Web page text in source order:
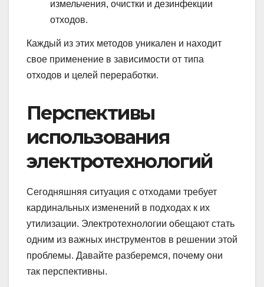
измельчения, очистки и дезинфекции
отходов.
Каждый из этих методов уникален и находит
свое применение в зависимости от типа
отходов и целей переработки.
Перспективы
использования
электротехнологий
Сегодняшняя ситуация с отходами требует
кардинальных изменений в подходах к их
утилизации. Электротехнологии обещают стать
одним из важных инструментов в решении этой
проблемы. Давайте разберемся, почему они
так перспективны.